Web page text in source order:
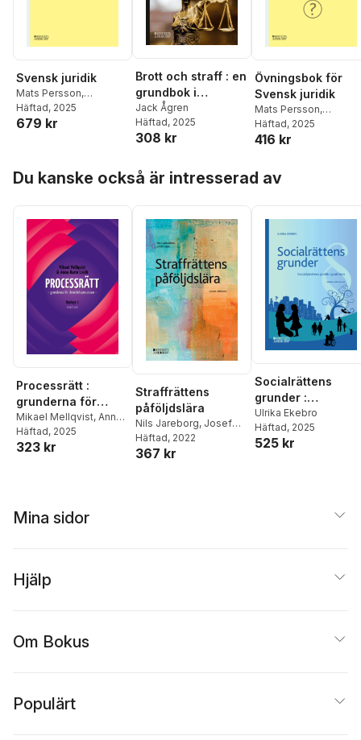
Svensk juridik
Mats Persson,
Magdalena Giertz
Hellstadius
Häftad, 2025
679 kr
Brott och straff : en
grundbok i
straffrätt
Jack Ågren
Häftad, 2025
308 kr
Övningsbok för
Svensk juridik
Mats Persson,
Magdalena Giertz
Hellstadius
Karin Åhman
Häftad, 2025
416 kr
Du kanske också är intresserad av
Processrätt :
grunderna för
domstolsprocessen
Mikael Mellqvist, Anna-
Karin Lindh
Häftad, 2025
323 kr
Straffrättens
påföljdslära
Nils Jareborg, Josef
Zila
Häftad, 2022
367 kr
Socialrättens
grunder :
Socialtjänstens
juridik i praktiken
Ulrika Ekebro
Häftad, 2025
525 kr
Mina sidor
Hjälp
Om Bokus
Populärt